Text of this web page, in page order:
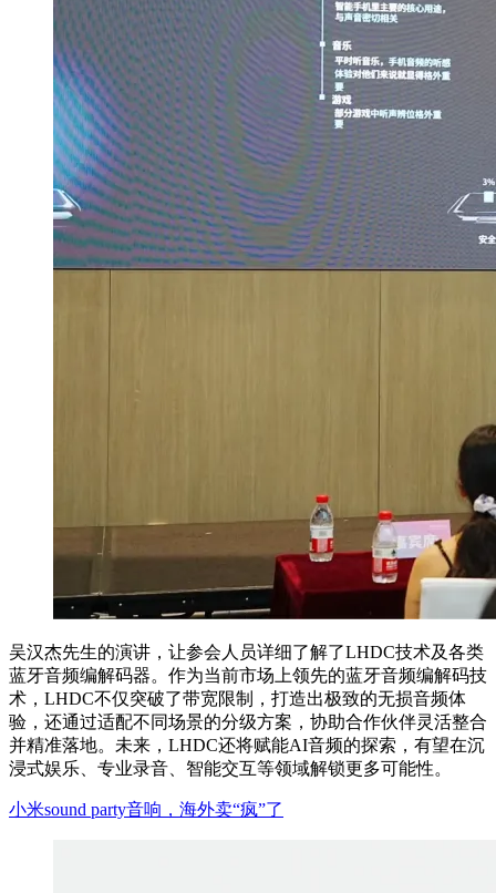
吴汉杰先生的演讲，让参会人员详细了解了LHDC技术及各类
蓝牙音频编解码器。作为当前市场上领先的蓝牙音频编解码技
术，LHDC不仅突破了带宽限制，打造出极致的无损音频体
验，还通过适配不同场景的分级方案，协助合作伙伴灵活整合
并精准落地。未来，LHDC还将赋能AI音频的探索，有望在沉
浸式娱乐、专业录音、智能交互等领域解锁更多可能性。
小米sound party音响，海外卖“疯”了